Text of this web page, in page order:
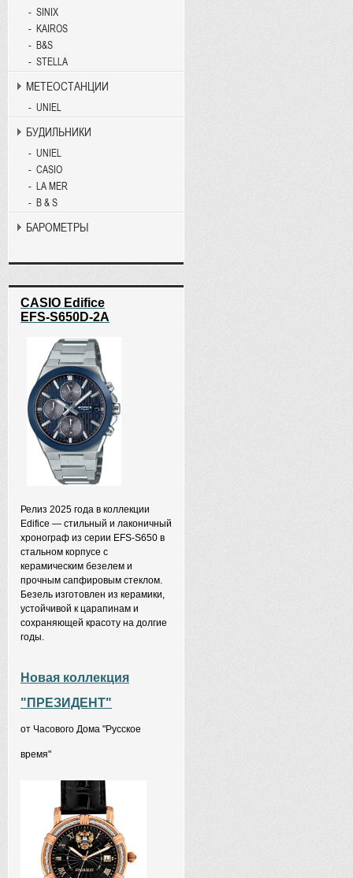
SINIX
KAIROS
B&S
STELLA
МЕТЕОСТАНЦИИ
UNIEL
БУДИЛЬНИКИ
UNIEL
CASIO
LA MER
B & S
БАРОМЕТРЫ
CASIO Edifice
EFS-S650D-2A
Релиз 2025 года в коллекции
Edifice — стильный и лаконичный
хронограф из серии EFS-S650 в
стальном корпусе с
керамическим безелем и
прочным сапфировым стеклом.
Безель изготовлен из керамики,
устойчивой к царапинам и
сохраняющей красоту на долгие
годы.
Новая коллекция
"ПРЕЗИДЕНТ"
от Часового Дома "Русское
время"